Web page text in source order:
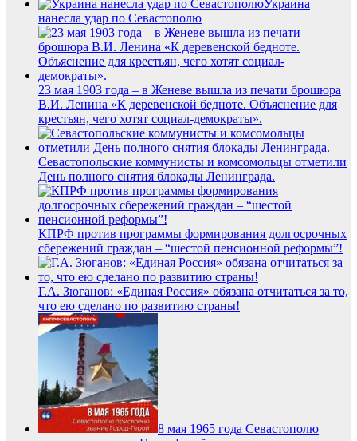
Украина
нанесла удар по Севастополю
23 мая 1903 года – в Женеве вышла из печати брошюра
В.И. Ленина «К деревенской бедноте. Объяснение для
крестьян, чего хотят социал-демократы».
Севастопольские коммунисты и комсомольцы отметили
День полного снятия блокады Ленинграда.
КПРФ против программы формирования долгосрочных
сбережений граждан – “шестой пенсионной реформы”!
Г.А. Зюганов: «Единая Россия» обязана отчитаться за то,
что ею сделано по развитию страны!
8 мая 1965 года Севастополю